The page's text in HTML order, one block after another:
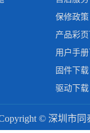
保修政策
产品彩
用户手
固件下载
驱动下载
© 深圳市同